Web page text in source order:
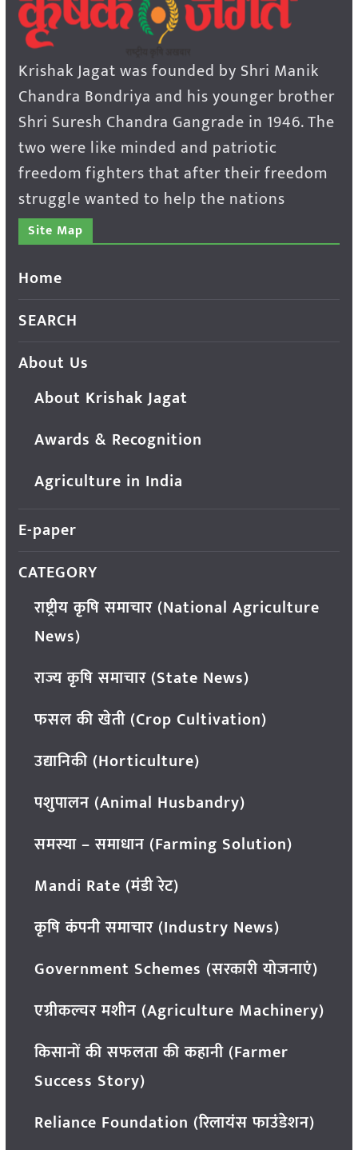
Krishak Jagat was founded by Shri Manik
Chandra Bondriya and his younger brother
Shri Suresh Chandra Gangrade in 1946. The
two were like minded and patriotic
freedom fighters that after their freedom
struggle wanted to help the nations
Site Map
Home
SEARCH
About Us
About Krishak Jagat
Awards & Recognition
Agriculture in India
E-paper
CATEGORY
राष्ट्रीय कृषि समाचार (National Agriculture
News)
राज्य कृषि समाचार (State News)
फसल की खेती (Crop Cultivation)
उद्यानिकी (Horticulture)
पशुपालन (Animal Husbandry)
समस्या – समाधान (Farming Solution)
Mandi Rate (मंडी रेट)
कृषि कंपनी समाचार (Industry News)
Government Schemes (सरकारी योजनाएं)
एग्रीकल्चर मशीन (Agriculture Machinery)
किसानों की सफलता की कहानी (Farmer
Success Story)
Reliance Foundation (रिलायंस फाउंडेशन)